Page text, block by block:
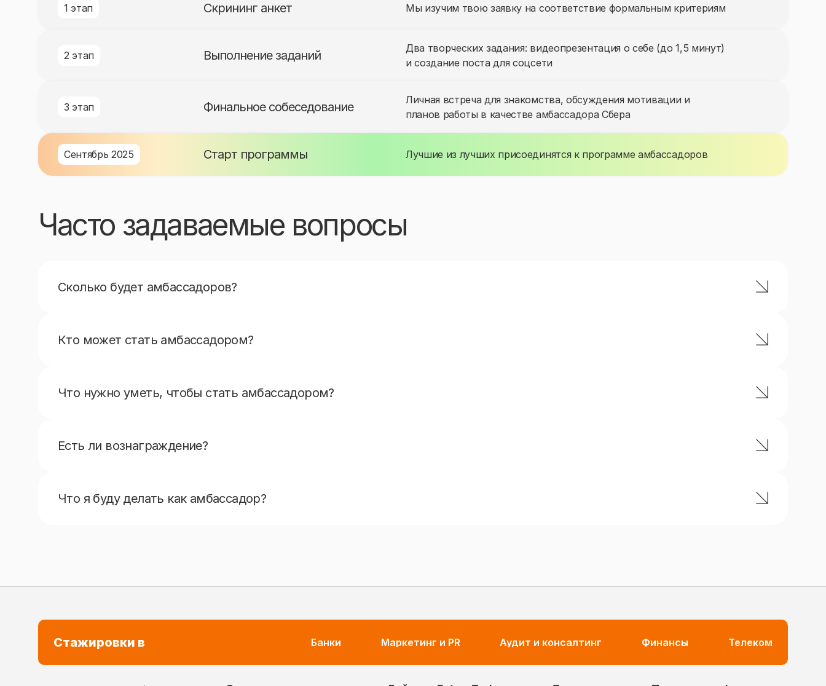
1 этап Скрининг анкет Мы изучим твою заявку на соответствие формальным критериям
2 этап Выполнение заданий
Два творческих задания: видеопрезентация о себе (до 1,5 минут)
и создание поста для соцсети
3 этап Финальное собеседование
Личная встреча для знакомства, обсуждения мотивации и
планов работы в качестве амбассадора Сбера
Сентябрь 2025 Старт программы Лучшие из лучших присоединятся к программе амбассадоров
Часто задаваемые вопросы
Сколько будет амбассадоров?
Кто может стать амбассадором?
Что нужно уметь, чтобы стать амбассадором?
Есть ли вознаграждение?
Что я буду делать как амбассадор?
Стажировки в Банки Маркетинг и PR Аудит и консалтинг Финансы Телеком